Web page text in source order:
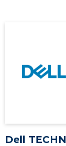
Dell